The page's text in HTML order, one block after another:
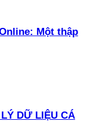
Một thập
DỮ LIỆU CÁ